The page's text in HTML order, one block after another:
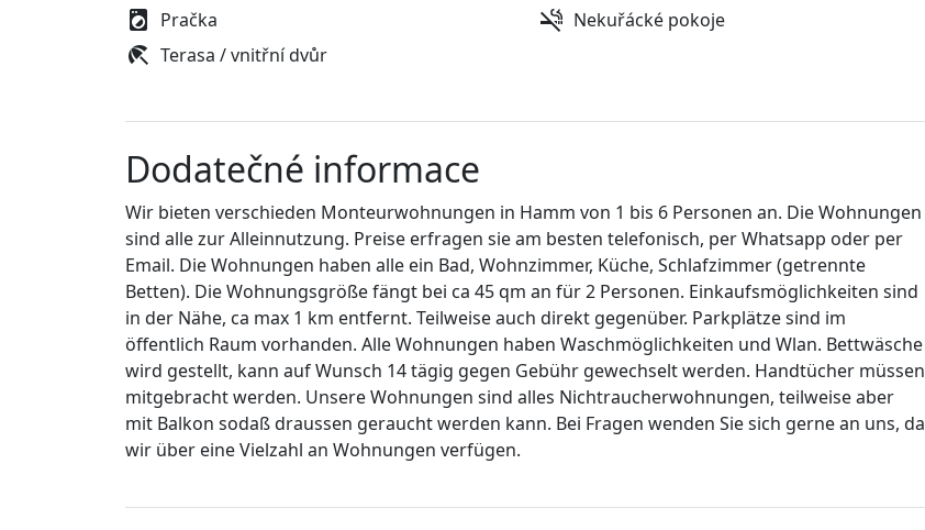
Pračka
Nekuřácké pokoje
Terasa / vnitřní dvůr
Dodatečné informace
Wir bieten verschieden Monteurwohnungen in Hamm von 1 bis 6 Personen an. Die Wohnungen
sind alle zur Alleinnutzung. Preise erfragen sie am besten telefonisch, per Whatsapp oder per
Email. Die Wohnungen haben alle ein Bad, Wohnzimmer, Küche, Schlafzimmer (getrennte
Betten). Die Wohnungsgröße fängt bei ca 45 qm an für 2 Personen. Einkaufsmöglichkeiten sind
in der Nähe, ca max 1 km entfernt. Teilweise auch direkt gegenüber. Parkplätze sind im
öffentlich Raum vorhanden. Alle Wohnungen haben Waschmöglichkeiten und Wlan. Bettwäsche
wird gestellt, kann auf Wunsch 14 tägig gegen Gebühr gewechselt werden. Handtücher müssen
mitgebracht werden. Unsere Wohnungen sind alles Nichtraucherwohnungen, teilweise aber
mit Balkon sodaß draussen geraucht werden kann. Bei Fragen wenden Sie sich gerne an uns, da
wir über eine Vielzahl an Wohnungen verfügen.